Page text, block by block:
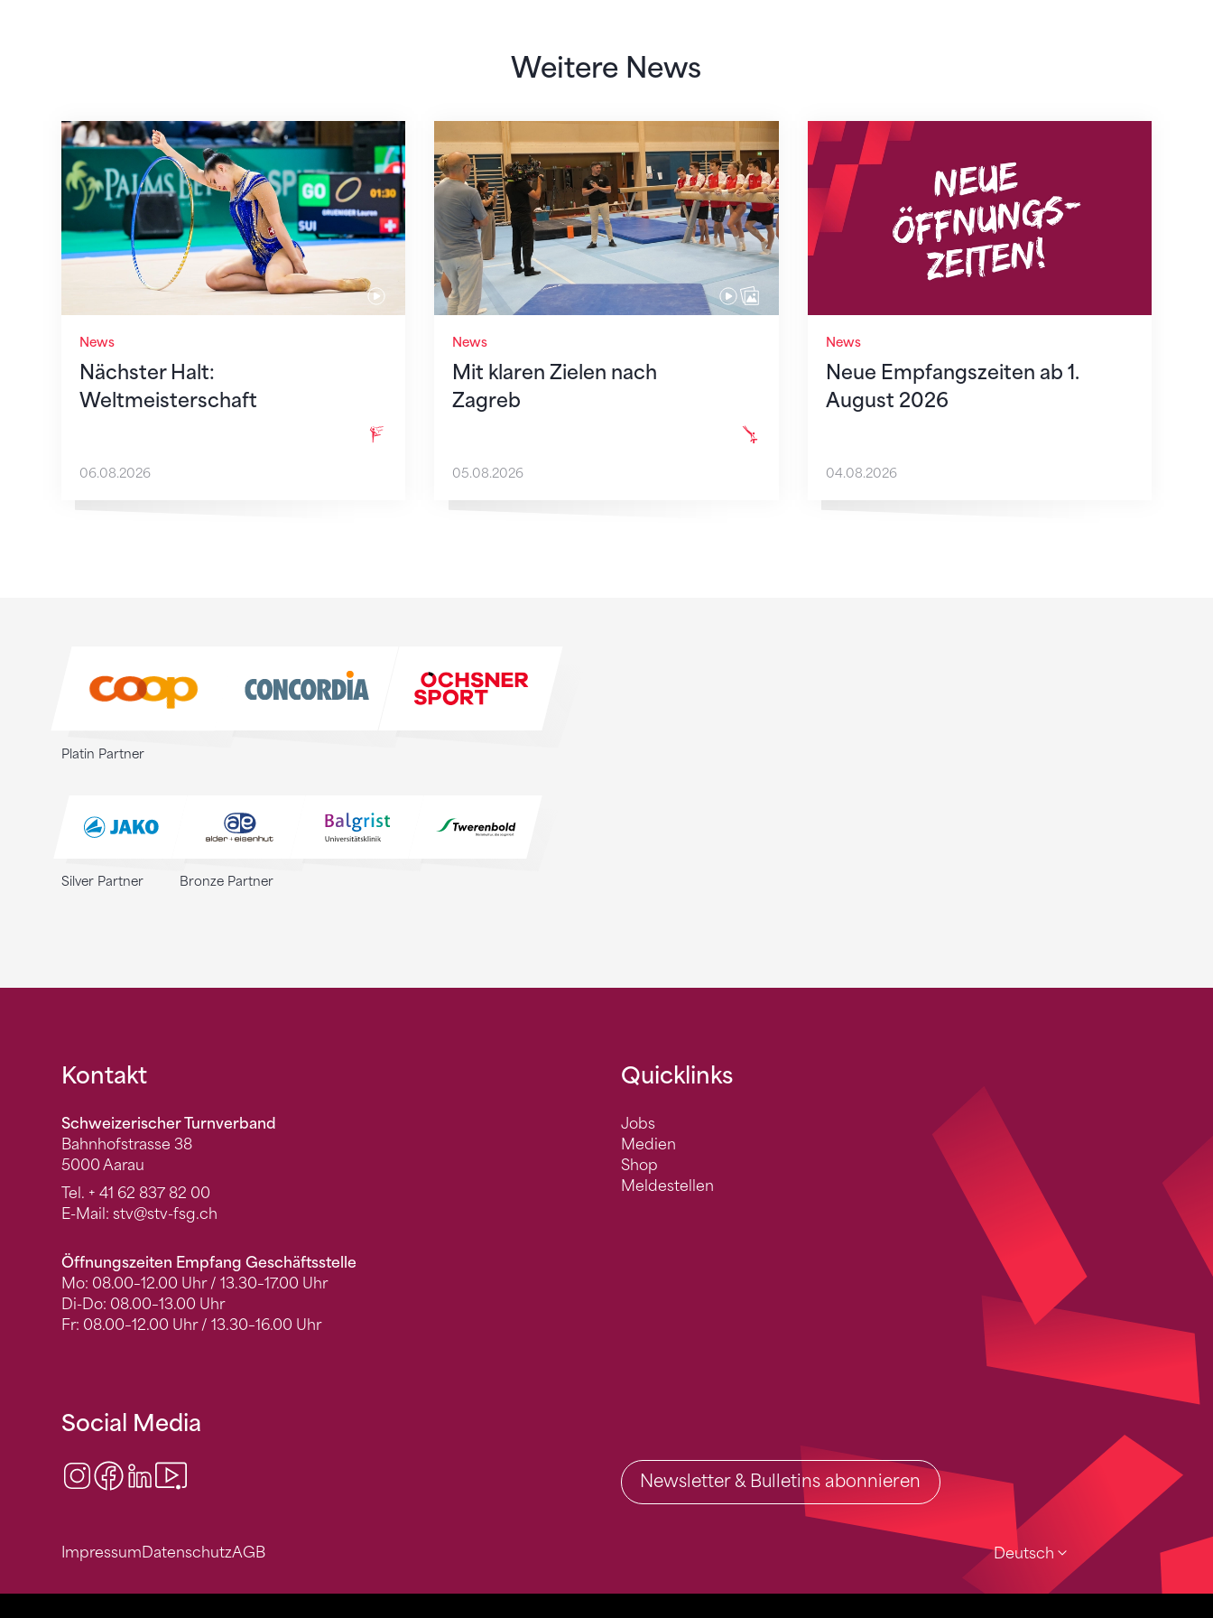
Weitere News
News
Nächster Halt:
Weltmeisterschaft
Nächster Halt: Weltmeisterschaft
06.08.2026
News
Mit klaren Zielen nach
Zagreb
Mit klaren Zielen nach Zagreb
05.08.2026
News
Neue Empfangszeiten ab 1.
August 2026
Neue Empfangszeiten ab 1. August 2026
04.08.2026
Platin Partner
Silver Partner Bronze Partner
Fusszeile
Kontakt
Schweizerischer Turnverband
Bahnhofstrasse 38
5000 Aarau
Tel. + 41 62 837 82 00
E-Mail: stv@stv-fsg.ch
Öffnungszeiten Empfang Geschäftsstelle
Mo: 08.00–12.00 Uhr / 13.30–17.00 Uhr
Di-Do: 08.00–13.00 Uhr
Fr: 08.00–12.00 Uhr / 13.30–16.00 Uhr
Quicklinks
Jobs
Medien
Shop
Meldestellen
Deutsch
Social Media
Instagram
Facebook
LinkedIn Newsletter & Bulletins abonnieren
ImpressumDatenschutzAGB